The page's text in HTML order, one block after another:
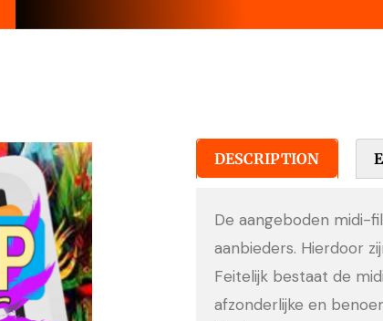
DESCRIPTION
De aangeboden midi-
aanbieders. Hierdoor
Feitelijk bestaat de
afzonderlijke en